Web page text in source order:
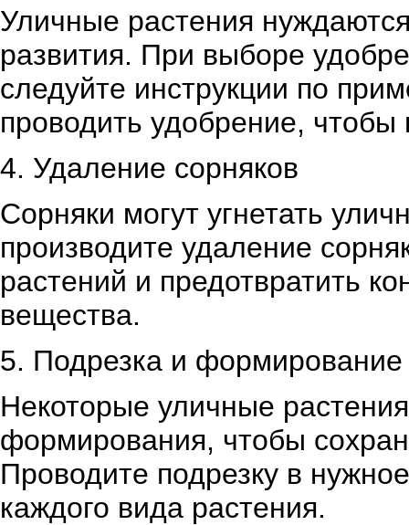
Уличные растения
развития. При выборе
следуйте инструкции по
проводить удобрение,
4. Удаление сорняков
Сорняки могут угнетать
производите удаление
растений и предотвратить
вещества.
5. Подрезка и формирование
Некоторые уличные
формирования, чтобы
Проводите подрезку в
каждого вида растения.